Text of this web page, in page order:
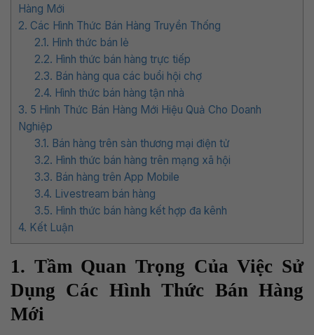
Hàng Mới
2. Các Hình Thức Bán Hàng Truyền Thống
2.1. Hình thức bán lẻ
2.2. Hình thức bán hàng trực tiếp
2.3. Bán hàng qua các buổi hội chợ
2.4. Hình thức bán hàng tận nhà
3. 5 Hình Thức Bán Hàng Mới Hiệu Quả Cho Doanh
Nghiệp
3.1. Bán hàng trên sàn thương mại điện tử
3.2. Hình thức bán hàng trên mạng xã hội
3.3. Bán hàng trên App Mobile
3.4. Livestream bán hàng
3.5. Hình thức bán hàng kết hợp đa kênh
4. Kết Luận
1. Tầm Quan Trọng Của Việc Sử
Dụng Các Hình Thức Bán Hàng
Mới